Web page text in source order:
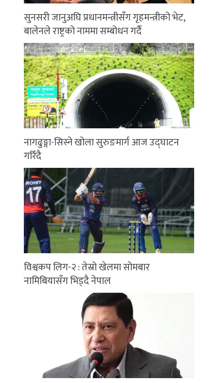
सुनसरी जानुअघि प्रधानमन्त्रीसँग गृहमन्त्रीको भेट,
बालेनले राष्ट्रको नाममा सम्बोधन गर्दै
नागढुङ्गा-सिस्ने खोला सुरुङमार्ग आज उद्घाटन
गरिँदै
विश्वकप लिग-२ : तेस्रो खेलमा सोमबार
नामिबियासँग भिड्दै नेपाल